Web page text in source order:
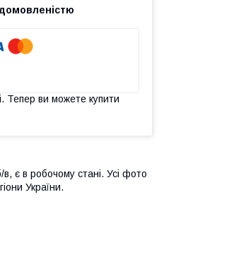
Тепер ви можете купити
є в робочому стані. Усі фото
України.